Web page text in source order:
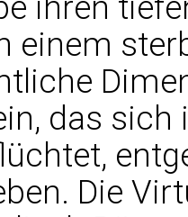
einem
das
Die